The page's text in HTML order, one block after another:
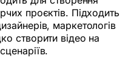
проєктів. Підходить
маркетологів
створити відео на